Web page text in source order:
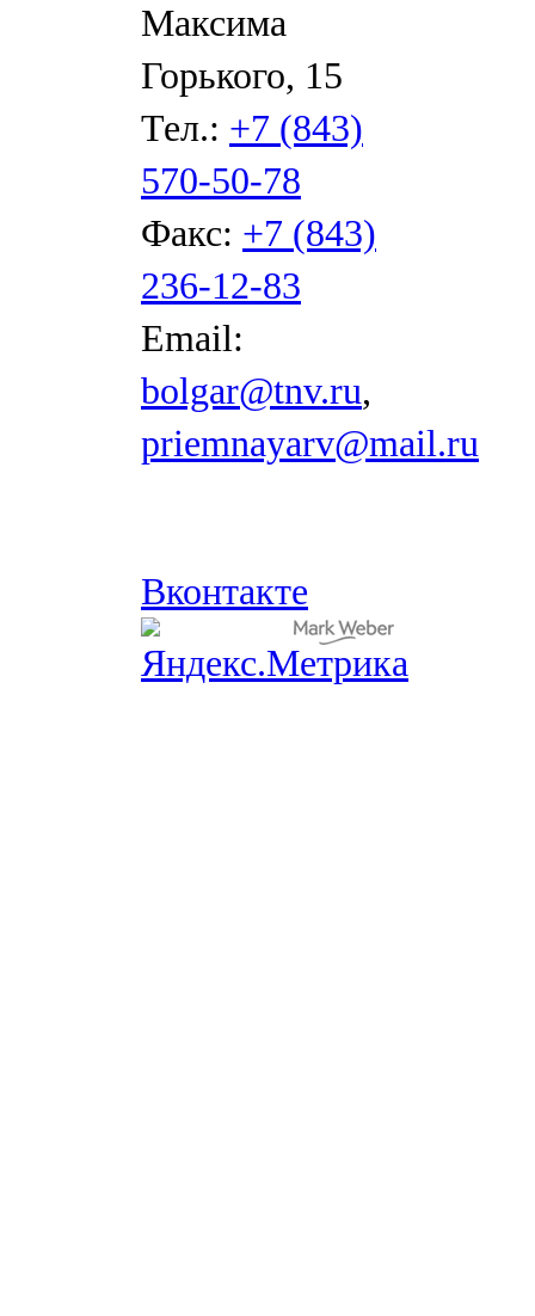
Максима
Горького, 15
Тел.: +7 (843)
570-50-78
Факс: +7 (843)
236-12-83
Email:
bolgar@tnv.ru,
priemnayarv@mail.ru
Вконтакте